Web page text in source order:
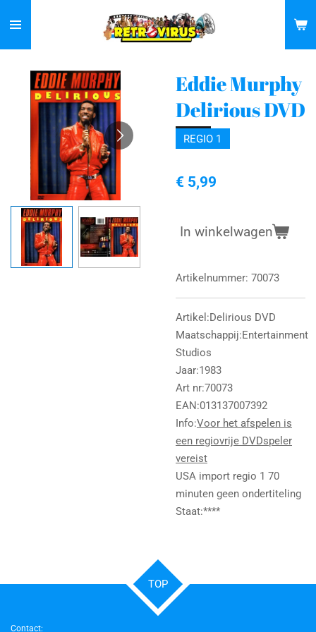
direct
naar
hoofdinhoud
Eddie Murphy
Delirious DVD
REGIO 1
€ 5,99
In winkelwagen
Artikelnummer: 70073
Artikel:Delirious DVD
Maatschappij:Entertainment
Studios
Jaar:1983
Art nr:70073
EAN:013137007392
Info:Voor het afspelen is
een regiovrije DVDspeler
vereist
USA import regio 1 70
minuten geen ondertiteling
Staat:****
TOP
Contact: